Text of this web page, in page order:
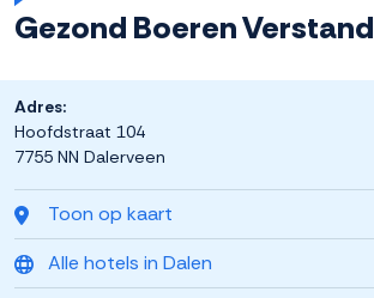
Gezond Boeren Verstand
Toon op kaart
Alle hotels in Dalen
Adres:
Hoofdstraat 104
7755 NN Dalerveen